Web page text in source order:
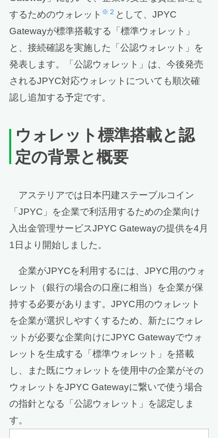
するためのウォレット ※２ として、JPYC
Gatewayが標準搭載する「標準ウォレット」
と、接続確認を実施した「公認ウォレット」を
発表します。「公認ウォレット」は、今後発売
されるJPYC対応ウォレットについても順次確
認し追加する予定です。
ウォレット標準搭載と認
定の背景と概要
アステリアでは日本円建ステーブルコイン
「JPYC」を企業で利活用するための企業向け
入出金管理サービスJPYC Gatewayの提供を4月
1日より開始しました。
企業がJPYCを利用するには、JPYC用のウォ
レット（銀行の場合の口座に相当）を企業が保
持する必要があります。JPYC用のウォレット
を企業が選択しやすくするため、新たにウォレ
ットが必要な企業向けにJPYC Gatewayでウォ
レットを生成する「標準ウォレット」を搭載
し、また既にウォレットを使用中の企業がその
ウォレットをJPYC Gatewayに繋いで使う場合
の指針となる「公認ウォレット」を認定しま
す。